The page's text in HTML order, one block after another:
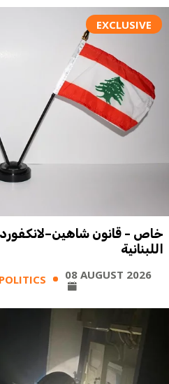
EXCLUSIVE
خاص - قانون
اللبنانية
POLITICS 08 AUGUST 2026